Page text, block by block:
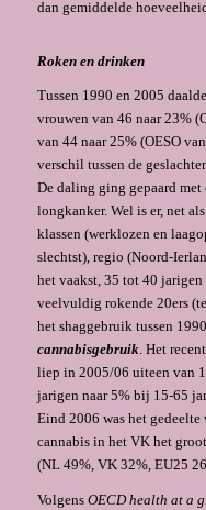
dan gemiddelde
Roken en drinken
Tussen 1990 en 2005
vrouwen van 46 naar 23%
van 44 naar 25% (OESO
verschil tussen de
De daling ging ge­paard met
longkanker. Wel is er, net
klassen (werklozen en
slechtst), regio (Noord-
het vaakst, 35 tot 40 jarigen
veelvuldig rokende 20ers
het shaggebruik tussen
can­nabisgebruik. Het
liep in 2005/06 uiteen van
jarigen naar 5% bij 15-65
Eind 2006 was het
cannabis in het VK het
(NL 49%, VK 32%, EU25
Volgens OECD health at a